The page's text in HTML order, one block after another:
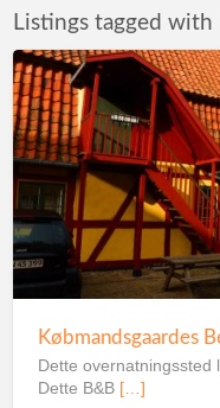
Listings tagged
Dette overnatningssted
Dette B&B […]